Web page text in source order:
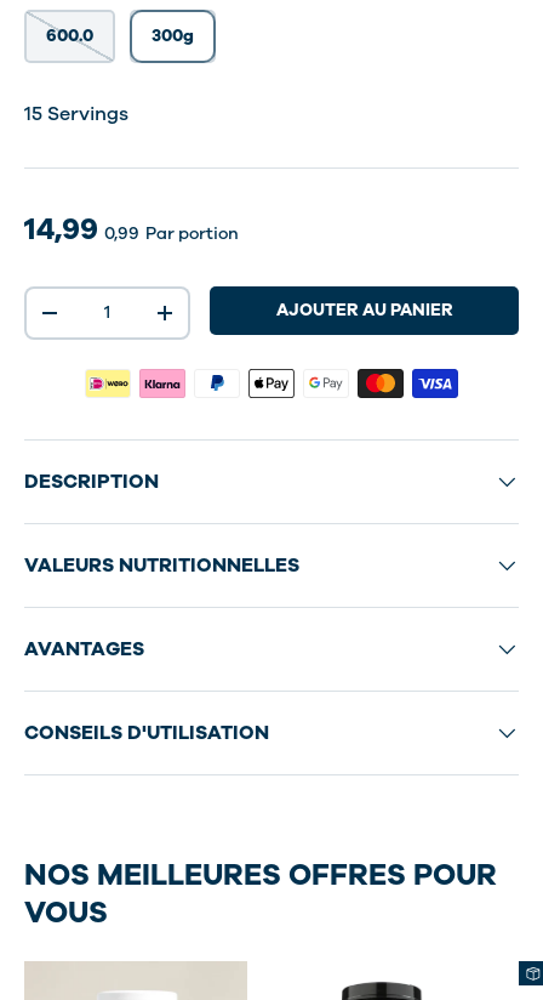
600.0 300g
30 Servings
15 Servings
14,99 0,99 Par portion
Qté
-
+ AJOUTER AU PANIER
DESCRIPTION
VALEURS NUTRITIONNELLES
AVANTAGES
CONSEILS D'UTILISATION
NOS MEILLEURES OFFRES POUR
VOUS